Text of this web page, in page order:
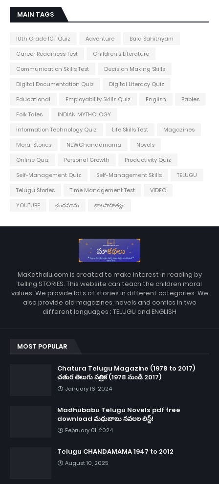
MAIN TAGS
10th Grade ICT Quiz Adventure
Bala Sahithyam
Career Readiness Test
Children's Literature
Communication Skills Test
Decision Making Skills
Digital Documentation Quiz
Digital Literacy Quiz
Educational
Employability Skills Quiz English
Fables
Folk Tales
INDIAN MYTHOLOGY
Information Technology Quiz
Life Skills Test
Magazines
Moral Stories
NEWChandamama
Novels
Online Quiz
Personal Growth
Productivity Quiz
Self-Management Quiz
Self-Management Skills
TELUGU
Telugu Stories
Time Management Test
VIDEO
YOUTUBE
చందమామ బాలసాహిత్యం
MaKathalu.com is created to make interest in reading by
telling STORIES. This website can teach the children moral
values. We provide lots of stories in different categories. We
also provide old magazines, novels and comics in two
different languages : TELUGU and ENGLISH
MOST POPULAR
Chatura Telugu Magazine (1978 to 2017)
చతుర తెలుగు పత్రిక (1978 నుండి 2017)
January 16, 2024
Madhubabu Telugu Novels pdf free
download మధుబాబు నవలల లిస్ట్!
February 01, 2024
Telugu CHANDAMAMA 1947 to 2012
August 10, 2025